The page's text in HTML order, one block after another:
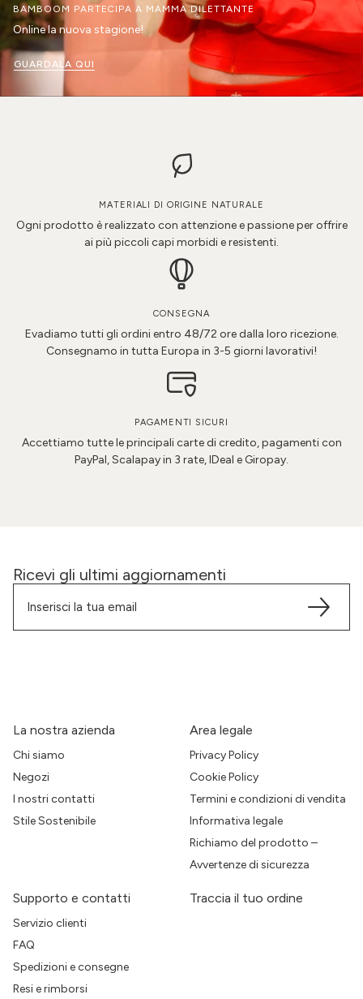
BAMBOOM PARTECIPA A MAMMA DILETTANTE
Online la nuova stagione!
GUARDALA QUI
MATERIALI DI ORIGINE NATURALE
Ogni prodotto è realizzato con attenzione e passione per offrire
ai più piccoli capi morbidi e resistenti.
CONSEGNA
Evadiamo tutti gli ordini entro 48/72 ore dalla loro ricezione.
Consegnamo in tutta Europa in 3-5 giorni lavorativi!
PAGAMENTI SICURI
Accettiamo tutte le principali carte di credito, pagamenti con
PayPal, Scalapay in 3 rate, IDeal e Giropay.
Ricevi gli ultimi aggiornamenti
La nostra azienda
Chi siamo
Negozi
I nostri contatti
Stile Sostenibile
Area legale
Privacy Policy
Cookie Policy
Termini e condizioni di vendita
Informativa legale
Richiamo del prodotto –
Avvertenze di sicurezza
Supporto e contatti
Servizio clienti
FAQ
Spedizioni e consegne
Resi e rimborsi
Traccia il tuo ordine